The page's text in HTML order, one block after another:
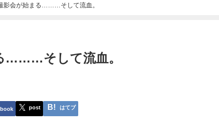
影会が始まる………そして流血。
………そして流血。
post はてブ